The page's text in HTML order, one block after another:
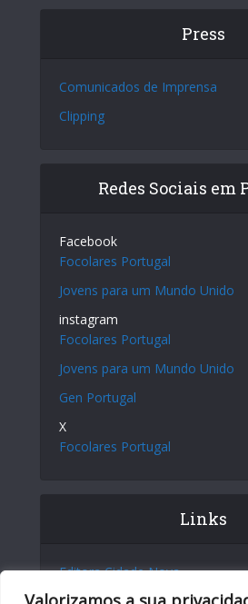
Press
Comunicados de Imprensa
Clipping
Redes Sociais em
Facebook
Focolares Portugal
Jovens para um Mundo Unido
instagram
Focolares Portugal
Jovens para um Mundo Unido
Gen Portugal
X
Focolares Portugal
Links
Editora Cidade Nova